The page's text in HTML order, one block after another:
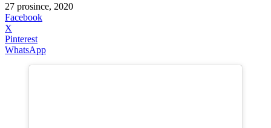
27 prosince, 2020
Facebook
X
Pinterest
WhatsApp